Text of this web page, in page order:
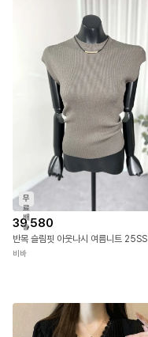
무
료
배
송
39,580
반목 슬림핏 아웃나시 여름니트 25SS
비바